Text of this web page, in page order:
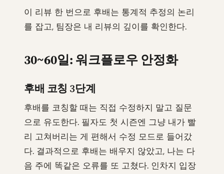
이 리뷰 한 번으로 후배는 통계적 추정의 논리
를 잡고, 팀장은 내 리뷰의 깊이를 확인한다.
30~60일: 워크플로우 안정화
후배 코칭 3단계
후배를 코칭할 때는 직접 수정하지 말고 질문
으로 유도한다. 필자도 첫 시즌엔 그냥 내가 빨
리 고쳐버리는 게 편해서 수정 모드로 들어갔
다. 결과적으로 후배는 배우지 않았고, 나는 다
음 주에 똑같은 오류를 또 고쳤다. 인차지 입장